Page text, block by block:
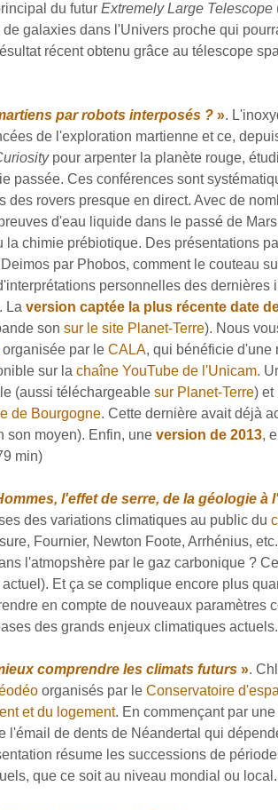
du futur Extremely Large Telescope
galaxies dans l'Univers proche qui
récent obtenu grâce au télescope
par robots interposés ?».
de l'exploration martienne et ce,
pour arpenter la planète rouge,
passée. Ces conférences sont
rovers presque en direct. Avec de
d'eau liquide dans le passé de
chimie prébiotique. Des présentations
par Phobos, comment le couteau
personnelles des dernières
La version captée la plus récente date
son sur le site Planet-Terre). Nous
organisée par le CALA, qui bénéficie d'une
sur la chaîne YouTube de l'Unicam.
(aussi téléchargeable sur Planet-Terre) et
de Bourgogne. Cette dernière avait déjà
son moyen). Enfin, une version de 2013,
min)
l'effet de serre, de la géologie à
des variations climatiques au public du
Fournier, Newton Foote, Arrhénius,
l'atmopshère par le gaz carbonique ?
Et ça se complique encore plus
en compte de nouveaux paramètres
des grands enjeux climatiques
comprendre les climats futurs».
organisés par le Conservatoire
et du logement. En commençant par
de dents de Néandertal qui
résume les successions de
que ce soit au niveau mondial ou